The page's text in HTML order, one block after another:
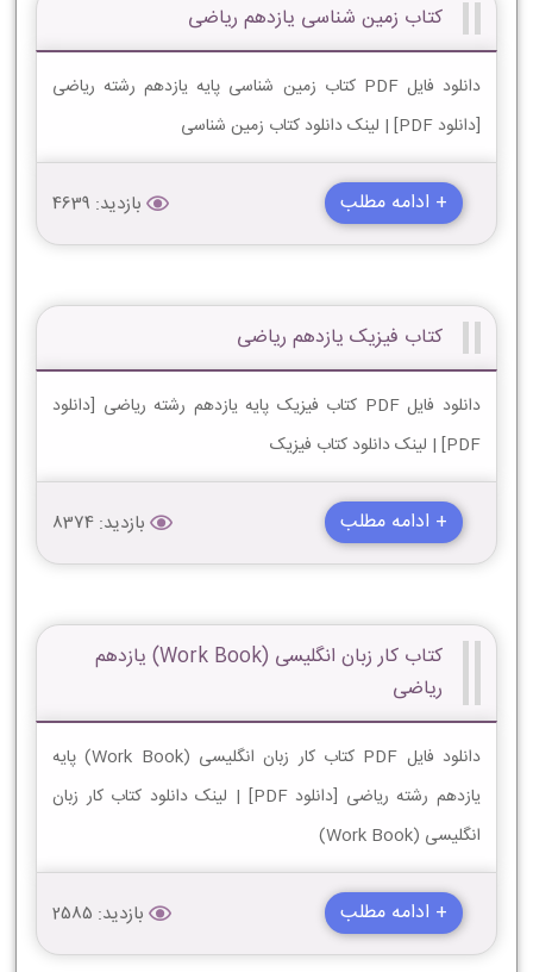
کتاب زمین شناسی یازدهم ریاضی
دانلود فایل PDF کتاب زمین شناسی پایه یازدهم رشته ریاضی
[دانلود PDF] | لینک دانلود کتاب زمین شناسی
+ ادامه مطلب بازدید: 4639
کتاب فیزیک یازدهم ریاضی
دانلود فایل PDF کتاب فیزیک پایه یازدهم رشته ریاضی [دانلود
PDF] | لینک دانلود کتاب فیزیک
+ ادامه مطلب بازدید: 8374
کتاب کار زبان انگلیسی (Work Book) یازدهم
ریاضی
دانلود فایل PDF کتاب کار زبان انگلیسی (Work Book) پایه
یازدهم رشته ریاضی [دانلود PDF] | لینک دانلود کتاب کار زبان
انگلیسی (Work Book)
+ ادامه مطلب بازدید: 2585